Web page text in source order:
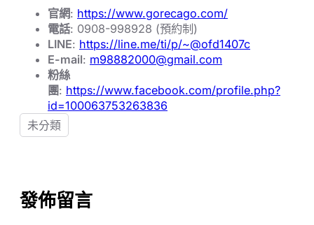
官網: https://www.gorecago.com/
電話: 0908-998928 (預約制)
LINE: https://line.me/ti/p/~@ofd1407c
E-mail: m98882000@gmail.com
粉絲
團: https://www.facebook.com/profile.php?
id=100063753263836
未分類
發佈留言